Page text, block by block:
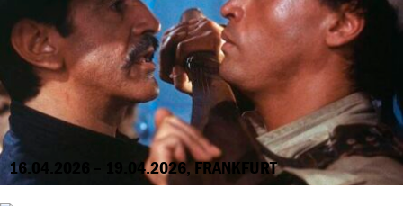
16.04.2026 – 19.04.2026, FRANKFURT